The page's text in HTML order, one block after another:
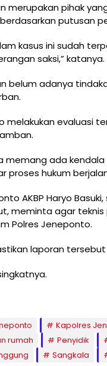
merupakan pihak
putusan
kasus ini sudah
saksi,” katanya.
belum adanya
melakukan evaluasi
memang ada
proses hukum
AKBP Haryo
meminta agar
Polres Jeneponto.
laporan
Kapolres
rumah Penyidik
Sangkala